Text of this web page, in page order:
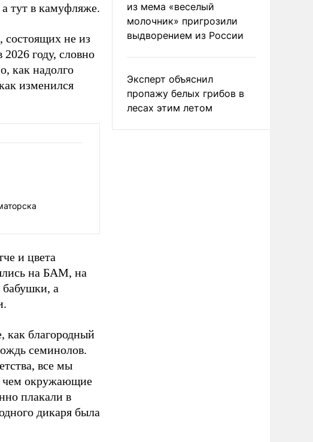
тут в камуфляже.
состоящих не из
году, словно
как надолго
изменился
и цвета
на БАМ, на
а
как благородный
семинолов.
все мы
чем окружающие
плакали в
дикаря была
из мема «веселый
молочник» пригрозили
выдворением из России
Эксперт объяснил
пропажу белых грибов в
лесах этим летом